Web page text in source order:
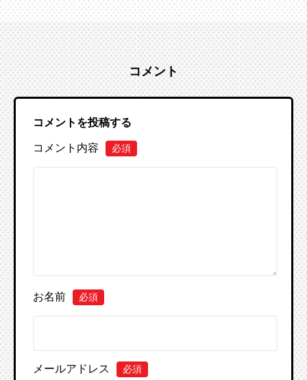
コメント
コメントを投稿する
コメント内容 必須
お名前 必須
メールアドレス 必須